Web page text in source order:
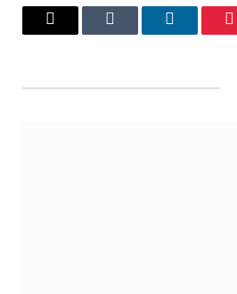
بينتيريستلينكدإن Tumblr
البريد